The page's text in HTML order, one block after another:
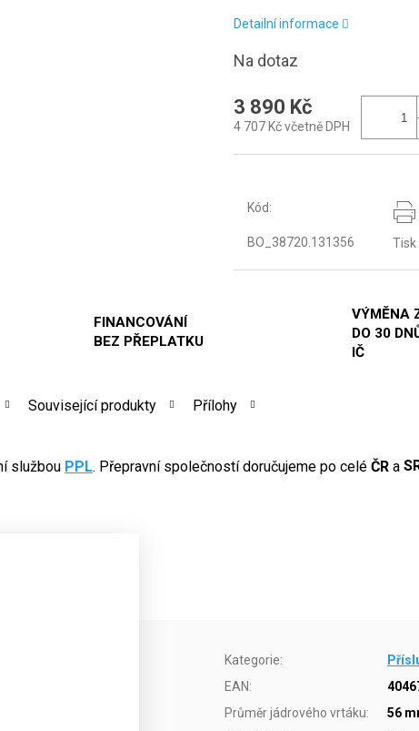
Detailní informace
Na dotaz
3 890 Kč
4 707 Kč včetně DPH
Kód:
BO_38720.131356 Tisk
FINANCOVÁNÍ
BEZ PŘEPLATKU
VÝMĚNA
DO 30
IČ
Související produkty Přílohy
službou PPL. Přepravní společností doručujeme po celé ČR a
Kategorie:
EAN:
Průměr jádrového vrtáku:
56